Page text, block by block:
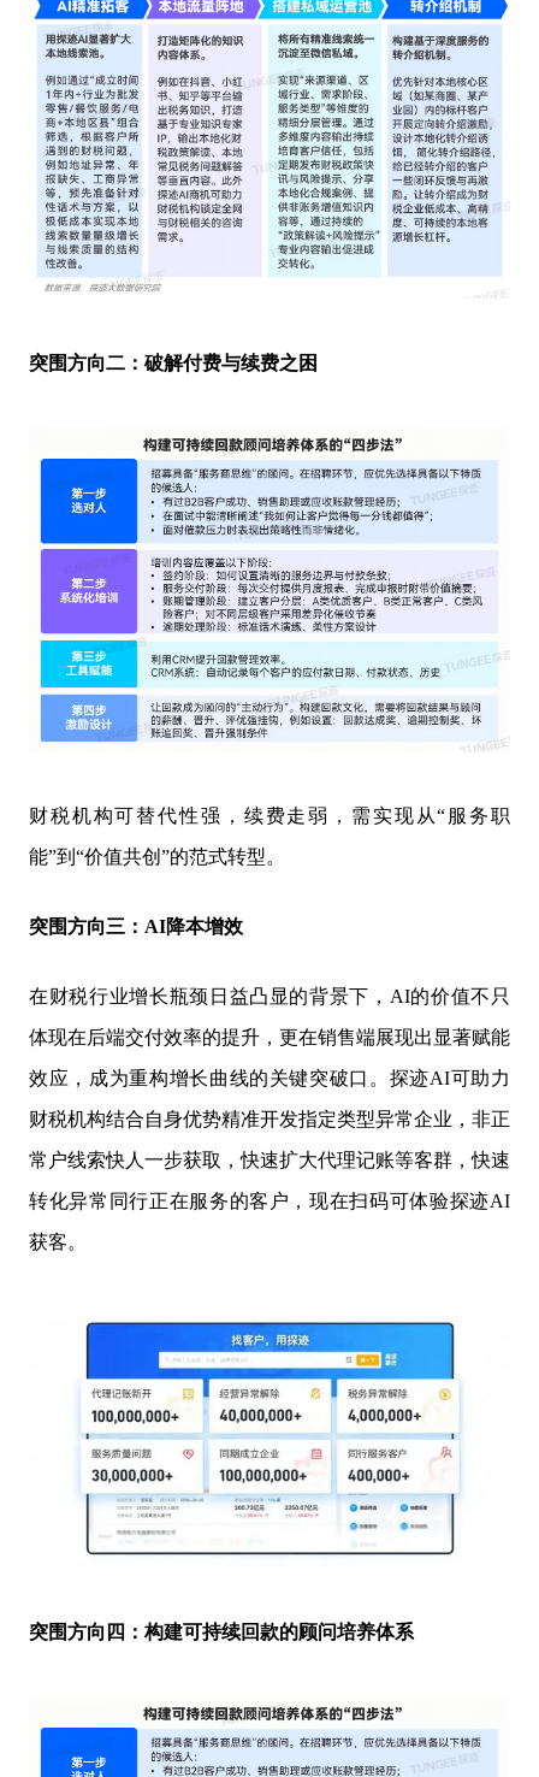
突围方向二：破解付费与续费之困
财税机构可替代性强，续费走弱，需实现从“服务职
能”到“价值共创”的范式转型。
突围方向三：AI降本增效
在财税行业增长瓶颈日益凸显的背景下，AI的价值不只
体现在后端交付效率的提升，更在销售端展现出显著赋能
效应，成为重构增长曲线的关键突破口。探迹AI可助力
财税机构结合自身优势精准开发指定类型异常企业，非正
常户线索快人一步获取，快速扩大代理记账等客群，快速
转化异常同行正在服务的客户，现在扫码可体验探迹AI
获客。
突围方向四：构建可持续回款的顾问培养体系